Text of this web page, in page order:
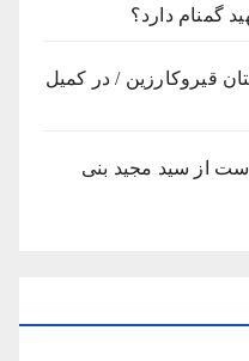
گمنام دارد؟
قیروکارزین / در کمیل
از سید مجید بنی